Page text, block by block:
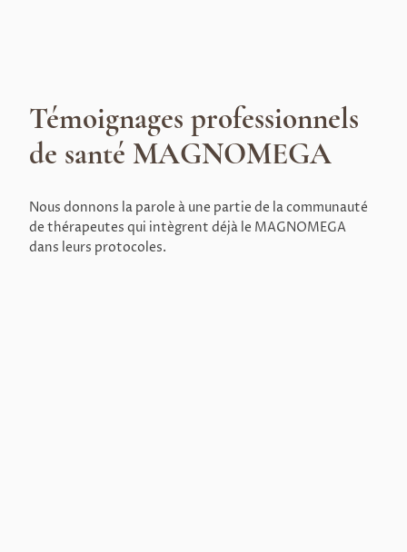
Témoignages professionnels
de santé MAGNOMEGA
Nous donnons la parole à une partie de la communauté
de thérapeutes qui intègrent déjà le MAGNOMEGA
dans leurs protocoles.